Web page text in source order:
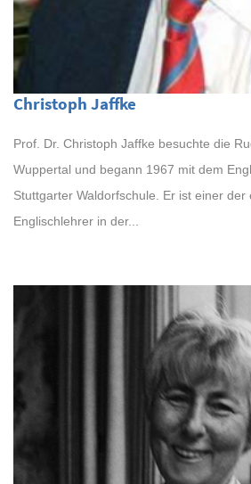
Christoph Jaffke
Prof. Dr. Christoph Jaffke besuchte die
Wuppertal und begann 1967 mit dem
Stuttgarter Waldorfschule. Er ist einer der
Englischlehrer in der...